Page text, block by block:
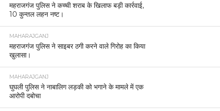
महराजगंज पुलिस ने कच्ची शराब के खिलाफ बड़ी कार्रवाई,
10 कुन्तल लहन नष्ट।
MAHARAJGANJ
महराजगंज पुलिस ने साइबर ठगी करने वाले गिरोह का किया
खुलासा।
MAHARAJGANJ
घुघली पुलिस ने नाबालिग लड़की को भगाने के मामले में एक
आरोपी दबोचा